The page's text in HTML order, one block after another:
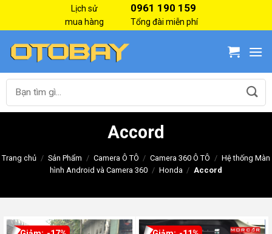
Lịch sử
mua hàng
0961 190 159
Tổng đài miễn phí
Tìm
Accord
Trang chủ / Sản Phẩm / Camera Ô TÔ / Camera 360 Ô TÔ / Hệ thống Màn
hình Android và Camera 360 / Honda / Accord